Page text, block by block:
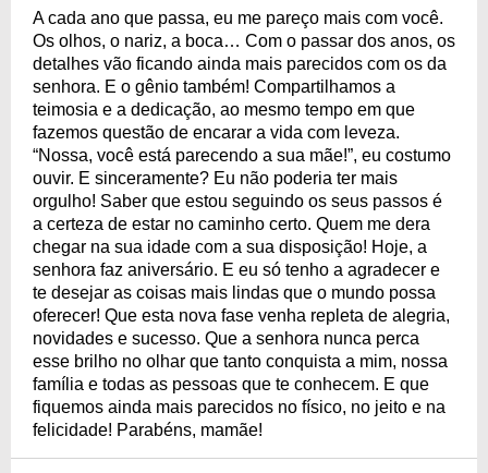
A cada ano que passa, eu me pareço mais com você.
Os olhos, o nariz, a boca… Com o passar dos anos, os
detalhes vão ficando ainda mais parecidos com os da
senhora. E o gênio também! Compartilhamos a
teimosia e a dedicação, ao mesmo tempo em que
fazemos questão de encarar a vida com leveza.
“Nossa, você está parecendo a sua mãe!”, eu costumo
ouvir. E sinceramente? Eu não poderia ter mais
orgulho! Saber que estou seguindo os seus passos é
a certeza de estar no caminho certo. Quem me dera
chegar na sua idade com a sua disposição! Hoje, a
senhora faz aniversário. E eu só tenho a agradecer e
te desejar as coisas mais lindas que o mundo possa
oferecer! Que esta nova fase venha repleta de alegria,
novidades e sucesso. Que a senhora nunca perca
esse brilho no olhar que tanto conquista a mim, nossa
família e todas as pessoas que te conhecem. E que
fiquemos ainda mais parecidos no físico, no jeito e na
felicidade! Parabéns, mamãe!